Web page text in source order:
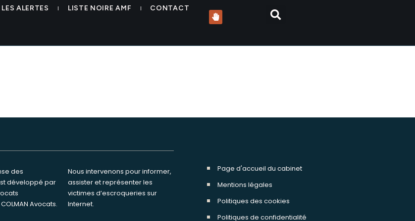
LES ALERTES LISTE NOIRE AMF CONTACT
my segurofx colman avocats arnaque
des
développé par
Avocats.
informer,
les
sur
Internet.
Page d'accueil du cabinet
Mentions légales
Politiques des cookies
Politiques de confidentialité